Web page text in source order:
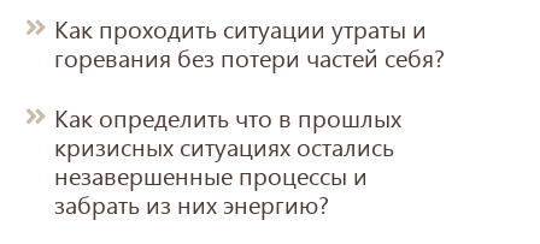
Как проходить ситуации утраты и
горевания без потери частей себя?
Как определить что в прошлых
кризисных ситуациях остались
незавершенные процессы и
забрать из них энергию?